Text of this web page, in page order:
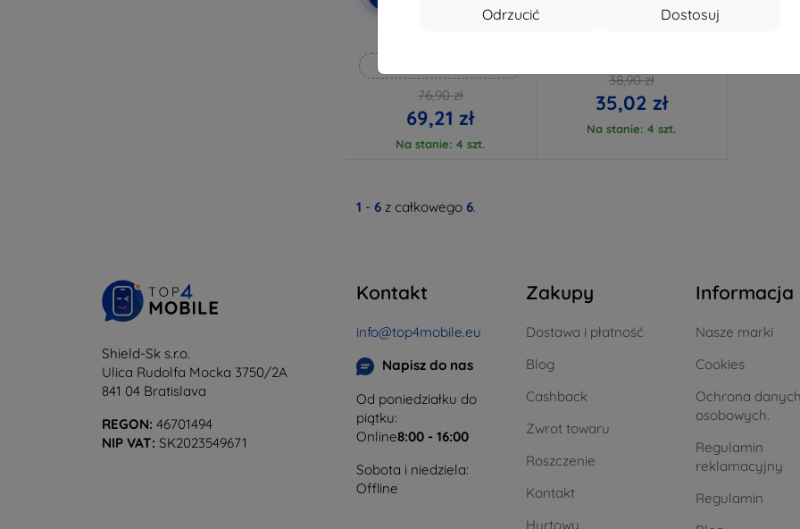
Dostosuj
Odrzucić
76,90 zł
69,21 zł
Na stanie: 4 szt.
38,90 zł
35,02 zł
Na stanie: 4 szt.
1 - 6 z całkowego 6.
Shield-Sk s.r.o.
Ulica Rudolfa Mocka 3750/2A
841 04 Bratislava
REGON: 46701494
NIP VAT: SK2023549671
Kontakt
info@top4mobile.eu
Napisz do nas
Od poniedziałku do
piątku:
Online8:00 - 16:00
Sobota i niedziela:
Offline
Zakupy
Dostawa i płatność
Blog
Cashback
Zwrot towaru
Roszczenie
Kontakt
Hurtowy
Informacja
Nasze marki
Cookies
Ochrona danych
osobowych.
Regulamin
reklamacyjny
Regulamin